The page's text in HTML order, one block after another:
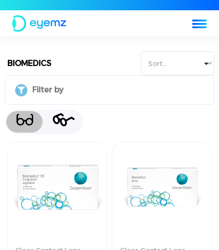
BIOMEDICS
Filter by
العدسات اللاصقة الطبية العدسات اللاصقة الطبية